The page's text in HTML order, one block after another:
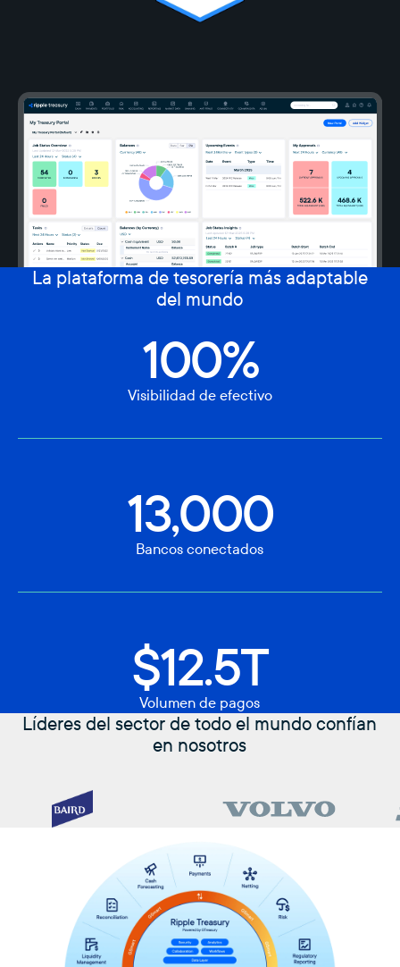
La plataforma de tesorería más adaptable
del mundo
100%
Visibilidad de efectivo
13,000
Bancos conectados
$12.5T
Volumen de pagos
Líderes del sector de todo el mundo confían
en nosotros